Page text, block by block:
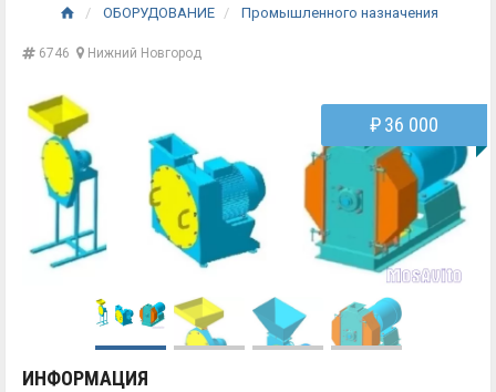
ОБОРУДОВАНИЕ Промышленного назначения
6746 Нижний Новгород
₽36 000
ИНФОРМАЦИЯ